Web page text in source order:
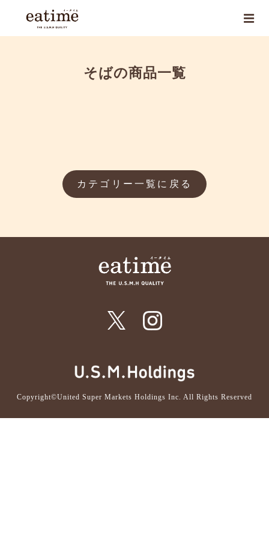
そばの商品一覧
カテゴリー一覧に戻る
Copyright©United Super Markets Holdings Inc. All Rights Reserved